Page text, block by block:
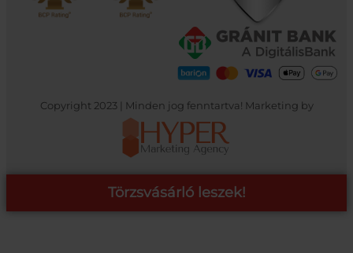
Copyright 2023 | Minden jog fenntartva! Marketing by
Törzsvásárló leszek!